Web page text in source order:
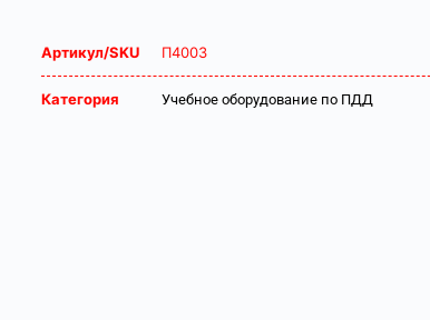
Артикул/SKU П4003
Категория Учебное оборудование по ПДД